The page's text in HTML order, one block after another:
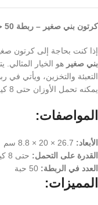
كرتون بني صغير – ربطة 50 حبة
إذا كنت بحاجة إلى كرتون
بني صغير هو الخيار المثالي.
يمكنه تحمل الأوزان حتى 8 كيلو، مما يجعله مثاليًا للاستخدامات اليومية.
المواصفات:
الأبعاد:
القدرة على التحمل: حتى 8 كيلو
العدد في الربطة:
المميزات: